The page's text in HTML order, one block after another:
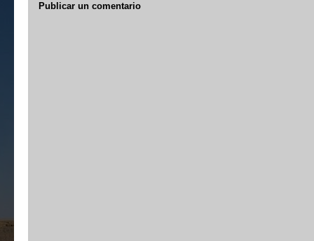
Publicar un comentario